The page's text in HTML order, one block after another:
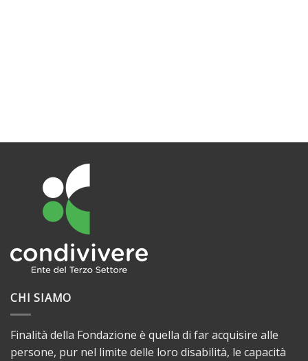
CHI SIAMO
Finalità della Fondazione è quella di far acquisire alle
persone, pur nel limite delle loro disabilità, le capacità